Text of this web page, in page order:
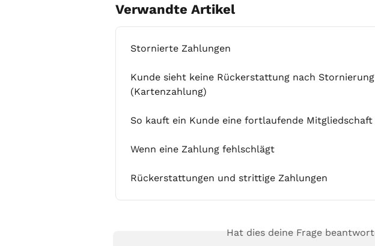
Verwandte Artikel
Stornierte Zahlungen
Kunde sieht keine Rückerstattung nach
(Kartenzahlung)
So kauft ein Kunde eine fortlaufende Mitgliedschaft
Wenn eine Zahlung fehlschlägt
Rückerstattungen und strittige Zahlungen
Hat dies deine Frage